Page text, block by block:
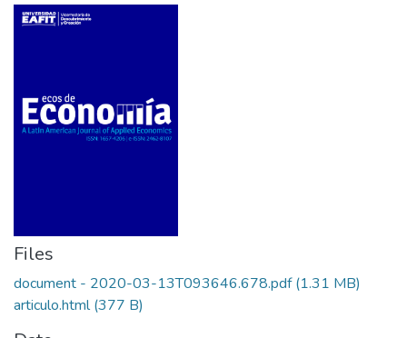
Files
document - 2020-03-13T093646.678.pdf(1.31 MB)
articulo.html(377 B)